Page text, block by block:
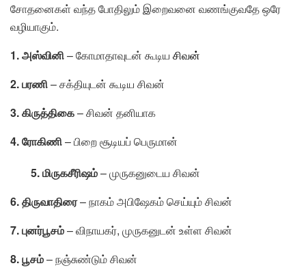
சோதனைகள் வந்த போதிலும் இறைவனை வணங்குவதே ஒரே
வழியாகும்.
1. அஸ்வினி– கோமாதாவுடன் கூடிய சிவன்
2. பரணி– சக்தியுடன் கூடிய சிவன்
3. கிருத்திகை– சிவன் தனியாக
4. ரோகிணி– பிறை சூடியப் பெருமான்
5. மிருகசீரிஷம்– முருகனுடைய சிவன்
6. திருவாதிரை– நாகம் அபிஷேகம் செய்யும் சிவன்
7. புனர்பூசம்– விநாயகர், முருகனுடன் உள்ள சிவன்
8. பூசம்– நஞ்சுண்டும் சிவன்